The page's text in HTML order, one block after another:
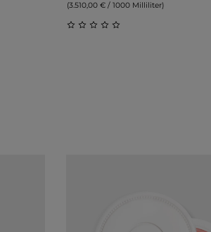
(3.510,00 € / 1000 Milliliter)